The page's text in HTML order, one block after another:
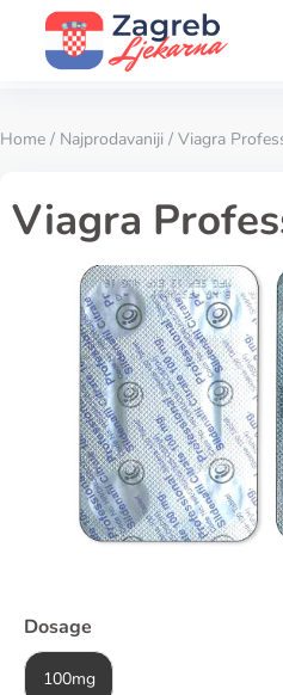
Home / Najprodavaniji / Viagra
Viagra
Dosage
100mg